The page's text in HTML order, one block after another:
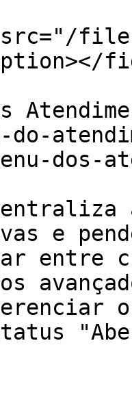
do-
dos-
e
entre